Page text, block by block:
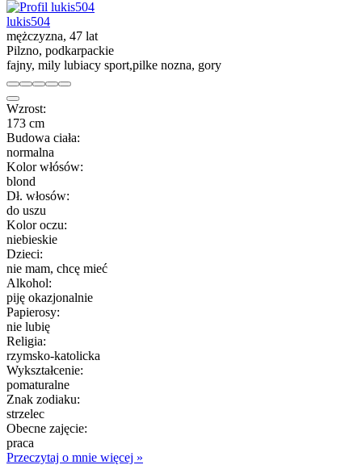
lukis504
mężczyzna, 47 lat
Pilzno, podkarpackie
fajny, mily lubiacy sport,pilke nozna, gory
Wzrost:
173 cm
Budowa ciała:
normalna
Kolor włósów:
blond
Dł. włosów:
do uszu
Kolor oczu:
niebieskie
Dzieci:
nie mam, chcę mieć
Alkohol:
piję okazjonalnie
Papierosy:
nie lubię
Religia:
rzymsko-katolicka
Wykształcenie:
pomaturalne
Znak zodiaku:
strzelec
Obecne zajęcie:
praca
Przeczytaj o mnie więcej »